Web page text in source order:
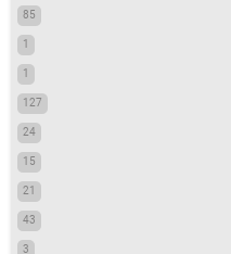
85
1
1
127
24
15
21
43
3